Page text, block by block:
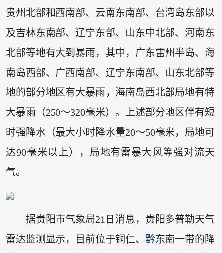
贵州北部和西南部、云南东南部、台湾岛东部以
及吉林东南部、辽宁东部、山东中北部、河南东
北部等地有大到暴雨，其中，广东雷州半岛、海
南岛西部、广西南部、辽宁东南部、山东北部等
地的部分地区有大暴雨，海南岛西北部局地有特
大暴雨（250～320毫米）。上述部分地区伴有短
时强降水（最大小时降水量20～50毫米，局地可
达90毫米以上），局地有雷暴大风等强对流天
气。
据贵阳市气象局21日消息，贵阳多普勒天气
雷达监测显示，目前位于铜仁、 黔东南一带的降